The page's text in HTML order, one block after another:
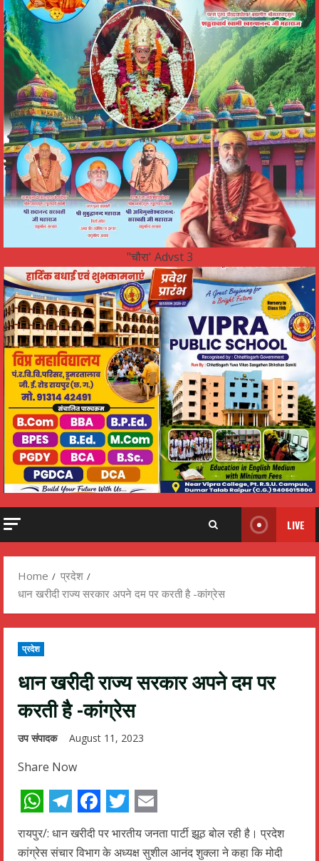
"चौरा' Advst 3
LIVE
Home
प्रदेश
धान खरीदी राज्य सरकार अपने दम पर करती है -कांग्रेस
प्रदेश
धान खरीदी राज्य सरकार अपने दम पर
करती है -कांग्रेस
उप संपादक August 11, 2023
Share Now
WhatsApp
Telegram
Facebook
Twitter
Email
रायपुर/: धान खरीदी पर भारतीय जनता पार्टी झूठ बोल रही है। प्रदेश
कांग्रेस संचार विभाग के अध्यक्ष सुशील आनंद शुक्ला ने कहा कि मोदी